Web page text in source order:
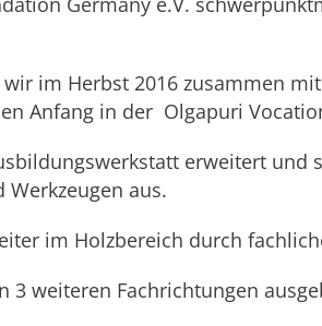
im Herbst 2016 zusammen
Anfang in der Olgapuri
erweitert und
aus.
im Holzbereich durch
3 weiteren Fachrichtungen